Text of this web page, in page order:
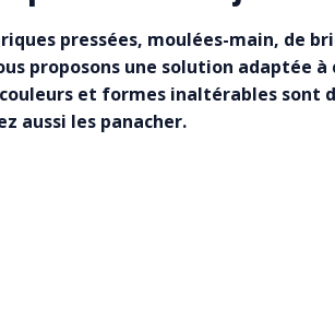
pressées, moulées-main, de
proposons une solution adaptée
et formes inaltérables sont
aussi les panacher.